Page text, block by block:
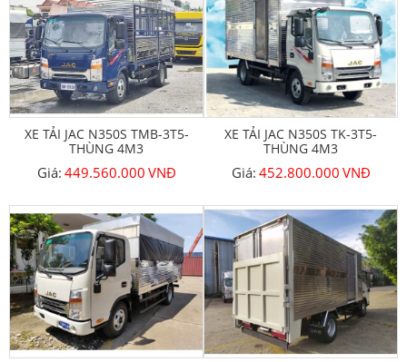
XE TẢI JAC N350S TMB-3T5-
THÙNG 4M3
Giá: 449.560.000 VNĐ
XE TẢI JAC N350S TK-3T5-
THÙNG 4M3
Giá: 452.800.000 VNĐ